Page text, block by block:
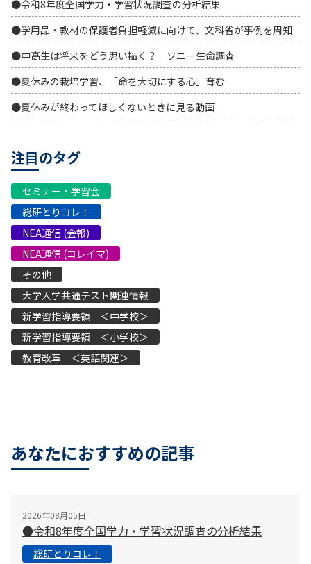
●令和8年度全国学力・学習状況調査の分析結果
●学用品・教材の保護者負担軽減に向けて、文科省が事例を周知
●中高生は将来をどう思い描く？ ソニー生命調査
●夏休みの栽培学習、「命を大切にする心」育む
●夏休みが終わってほしくないときに見る動画
注目のタグ
セミナー・学習会
総研とりコレ！
NEA通信 (会報)
NEA通信 (コレイマ)
その他
大学入学共通テスト関連情報
新学習指導要領 ＜中学校＞
新学習指導要領 ＜小学校＞
教育改革 ＜英語関連＞
あなたにおすすめの記事
2026年08月05日
●令和8年度全国学力・学習状況調査の分析結果
総研とりコレ！